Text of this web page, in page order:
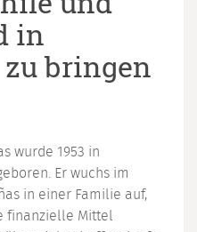
in
bringen
wurde 1953 in
Er wuchs im
in einer Familie auf,
finanzielle Mittel